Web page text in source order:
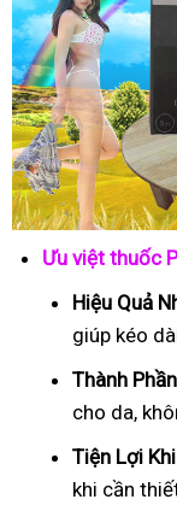
Ưu việt thuốc
Hiệu Quả
giúp kéo
Thành
cho da,
Tiện Lợi
khi cần